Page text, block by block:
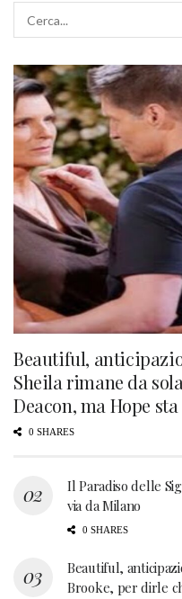
Beautiful,
Sheila rimane da
Deacon, ma Hope
0 SHARES
Il Paradiso delle
via da Milano
0 SHARES
Beautiful,
Brooke, per dirle